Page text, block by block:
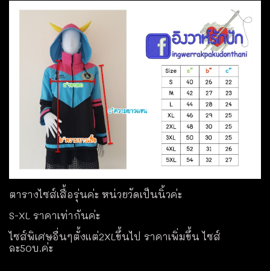
ตารางไซส์เสื้อรุ่นค่ะ หน่วยวัดเป็นนิ้วค่ะ
S-XL ราคาเท่ากันค่ะ
ไซส์พิเศษอื่นๆตั้งแต่2XLขึ้นไป ราคาเพิ่มขึ้น ไซส์
ละ50บ.ค่ะ